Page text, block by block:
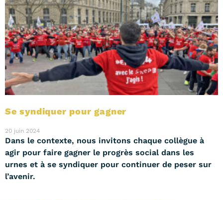
Se syndiquer pour gagner
20 juin 2024
Dans le contexte, nous invitons chaque collègue à
agir pour faire gagner le progrès social dans les
urnes et à se syndiquer pour continuer de peser sur
l’avenir.